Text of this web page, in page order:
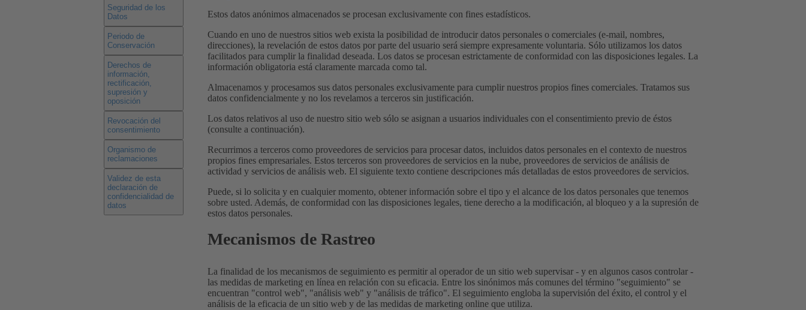
Seguridad de los
Datos
Periodo de
Conservación
Derechos de
información,
rectificación,
supresión y
oposición
Revocación del
consentimiento
Organismo de
reclamaciones
Validez de esta
declaración de
confidencialidad de
datos
Estos datos anónimos almacenados se procesan exclusivamente con fines estadísticos.
Cuando en uno de nuestros sitios web exista la posibilidad de introducir datos personales o comerciales (e-mail, nombres,
direcciones), la revelación de estos datos por parte del usuario será siempre expresamente voluntaria. Sólo utilizamos los datos
facilitados para cumplir la finalidad deseada. Los datos se procesan estrictamente de conformidad con las disposiciones legales. La
información obligatoria está claramente marcada como tal.
Almacenamos y procesamos sus datos personales exclusivamente para cumplir nuestros propios fines comerciales. Tratamos sus
datos confidencialmente y no los revelamos a terceros sin justificación.
Los datos relativos al uso de nuestro sitio web sólo se asignan a usuarios individuales con el consentimiento previo de éstos
(consulte a continuación).
Recurrimos a terceros como proveedores de servicios para procesar datos, incluidos datos personales en el contexto de nuestros
propios fines empresariales. Estos terceros son proveedores de servicios en la nube, proveedores de servicios de análisis de
actividad y servicios de análisis web. El siguiente texto contiene descripciones más detalladas de estos proveedores de servicios.
Puede, si lo solicita y en cualquier momento, obtener información sobre el tipo y el alcance de los datos personales que tenemos
sobre usted. Además, de conformidad con las disposiciones legales, tiene derecho a la modificación, al bloqueo y a la supresión de
estos datos personales.
Mecanismos de Rastreo
La finalidad de los mecanismos de seguimiento es permitir al operador de un sitio web supervisar - y en algunos casos controlar -
las medidas de marketing en línea en relación con su eficacia. Entre los sinónimos más comunes del término "seguimiento" se
encuentran "control web", "análisis web" y "análisis de tráfico". El seguimiento engloba la supervisión del éxito, el control y el
análisis de la eficacia de un sitio web y de las medidas de marketing online que utiliza.